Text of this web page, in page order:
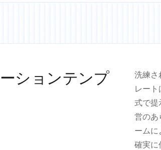
ションテンプ
洗練さ
レー
式で提
営のあ
ームに
確実に